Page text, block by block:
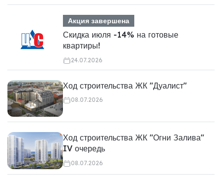
Акция завершена
Скидка июля -14% на готовые
квартиры!
24.07.2026
Ход строительства ЖК "Дуалист"
08.07.2026
Ход строительства ЖК "Огни Залива"
IV очередь
08.07.2026